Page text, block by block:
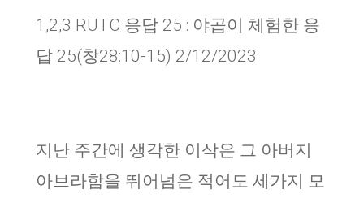
1,2,3 RUTC 응답 25 : 야곱이 체험한 응
답 25(창28:10-15) 2/12/2023
지난 주간에 생각한 이삭은 그 아버지
아브라함을 뛰어넘은 적어도 세가지 모